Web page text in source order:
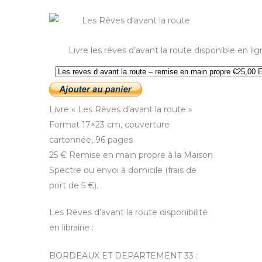
Livre les rêves d’avant la route disponible en
Livre « Les Rêves d’avant la route »
Format 17×23 cm, couverture
cartonnée, 96 pages
25 € Remise en main propre à la Maison
Spectre ou envoi à domicile (frais de
port de 5 €).
Les Rêves d’avant la route disponibilité
en librairie :
BORDEAUX ET DEPARTEMENT 33 :